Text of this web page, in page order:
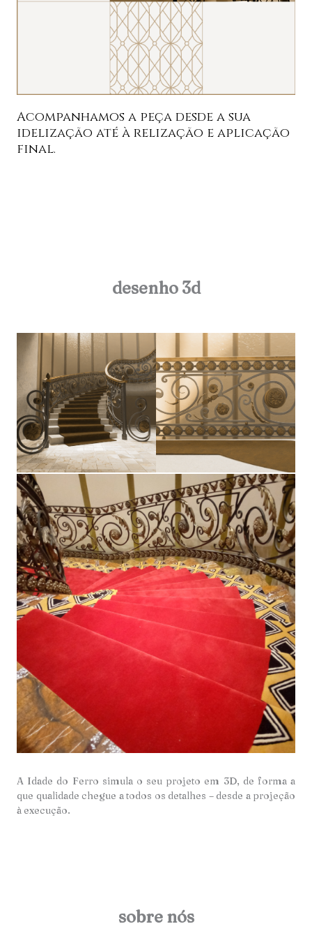
Acompanhamos a peça desde a sua
idelização até à relização e aplicação
final.
A Idade do Ferro simula o seu projeto em 3D, de forma a
que qualidade chegue a todos os detalhes – desde a projeção
à execução.
desenho 3d
sobre nós